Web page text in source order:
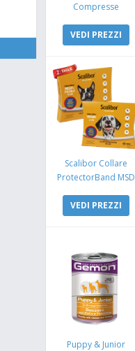
Compresse
VEDI PREZZI
Scalibor Collare
ProtectorBand MSD
VEDI PREZZI
Puppy & Junior